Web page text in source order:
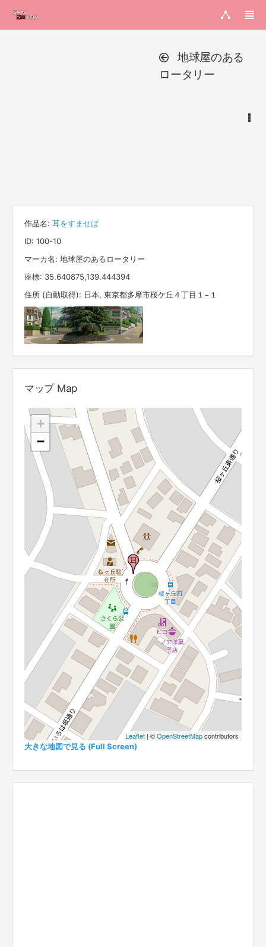
地球屋のある
ロータリー
作品名: 耳をすませば
ID: 100-10
マーカ名: 地球屋のあるロータリー
座標: 35.640875,139.444394
住所 (自動取得): 日本, 東京都多摩市桜ケ丘４丁目１−１
マップ Map
+
−
Leaflet | ©OpenStreetMapcontributors
大きな地図で見る (Full Screen)